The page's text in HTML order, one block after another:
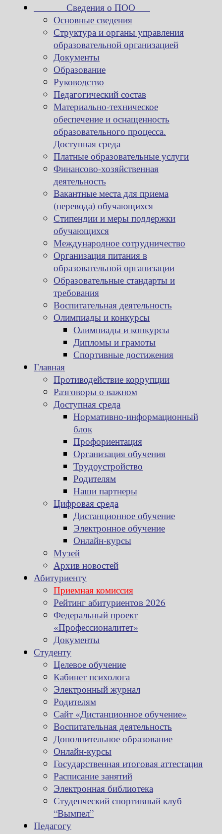
Сведения о ПОО
Основные сведения
Структура и органы управления
образовательной организацией
Документы
Образование
Руководство
Педагогический состав
Материально-техническое
обеспечение и оснащенность
образовательного процесса.
Доступная среда
Платные образовательные услуги
Финансово-хозяйственная
деятельность
Вакантные места для приема
(перевода) обучающихся
Стипендии и меры поддержки
обучающихся
Международное сотрудничество
Организация питания в
образовательной организации
Образовательные стандарты и
требования
Воспитательная деятельность
Олимпиады и конкурсы
Олимпиады и конкурсы
Дипломы и грамоты
Спортивные достижения
Главная
Противодействие коррупции
Разговоры о важном
Доступная среда
Нормативно-информационный
блок
Профориентация
Организация обучения
Трудоустройство
Родителям
Наши партнеры
Цифровая среда
Дистанционное обучение
Электронное обучение
Онлайн-курсы
Музей
Архив новостей
Абитуриенту
Приемная комиссия
Рейтинг абитуриентов 2026
Федеральный проект
«Профессионалитет»
Документы
Студенту
Целевое обучение
Кабинет психолога
Электронный журнал
Родителям
Сайт «Дистанционное обучение»
Воспитательная деятельность
Дополнительное образование
Онлайн-курсы
Государственная итоговая аттестация
Расписание занятий
Электронная библиотека
Студенческий спортивный клуб
“Вымпел”
Педагогу